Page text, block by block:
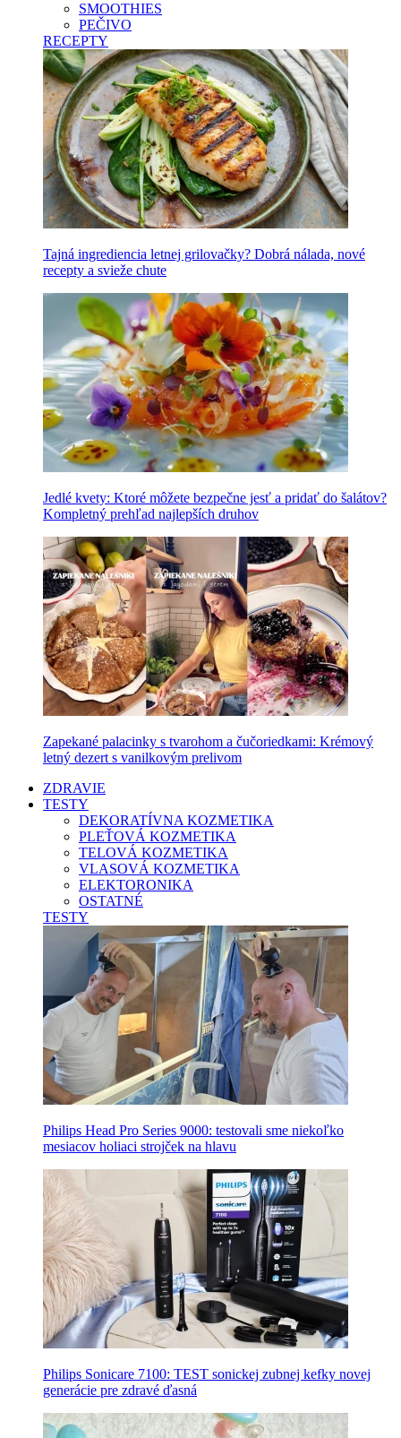
SMOOTHIES
PEČIVO
RECEPTY
Tajná ingrediencia letnej grilovačky? Dobrá nálada, nové
recepty a svieže chute
Jedlé kvety: Ktoré môžete bezpečne jesť a pridať do šalátov?
Kompletný prehľad najlepších druhov
Zapekané palacinky s tvarohom a čučoriedkami: Krémový
letný dezert s vanilkovým prelivom
ZDRAVIE
TESTY
DEKORATÍVNA KOZMETIKA
PLEŤOVÁ KOZMETIKA
TELOVÁ KOZMETIKA
VLASOVÁ KOZMETIKA
ELEKTORONIKA
OSTATNÉ
TESTY
Philips Head Pro Series 9000: testovali sme niekoľko
mesiacov holiaci strojček na hlavu
Philips Sonicare 7100: TEST sonickej zubnej kefky novej
generácie pre zdravé ďasná